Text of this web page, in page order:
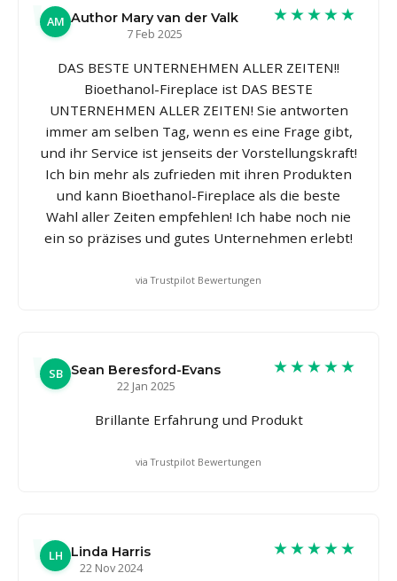
AM Author Mary van der Valk
7 Feb 2025
★★★★★
DAS BESTE UNTERNEHMEN ALLER ZEITEN!!
Bioethanol-Fireplace ist DAS BESTE
UNTERNEHMEN ALLER ZEITEN! Sie antworten
immer am selben Tag, wenn es eine Frage gibt,
und ihr Service ist jenseits der Vorstellungskraft!
Ich bin mehr als zufrieden mit ihren Produkten
und kann Bioethanol-Fireplace als die beste
Wahl aller Zeiten empfehlen! Ich habe noch nie
ein so präzises und gutes Unternehmen erlebt!
via Trustpilot Bewertungen
SB Sean Beresford-Evans
22 Jan 2025
★★★★★
Brillante Erfahrung und Produkt
via Trustpilot Bewertungen
LH
Linda Harris
22 Nov 2024
★★★★★